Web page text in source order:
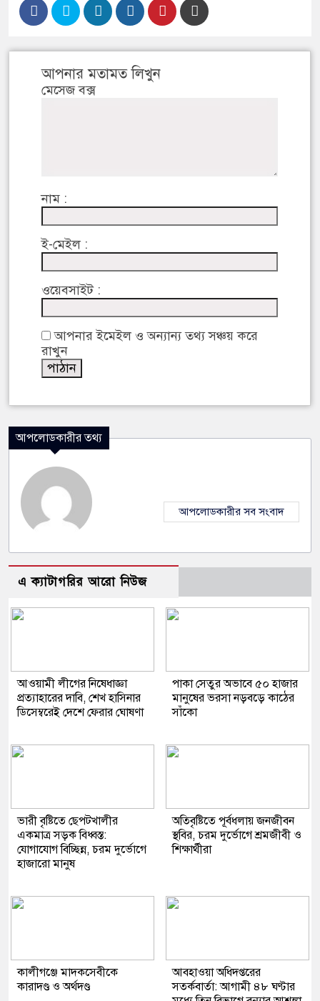
আপনার মতামত লিখুন
মেসেজ বক্স
নাম :
ই-মেইল :
ওয়েবসাইট :
আপনার ইমেইল ও অন্যান্য তথ্য সঞ্চয় করে
রাখুন
আপলোডকারীর তথ্য
আপলোডকারীর সব সংবাদ
এ ক্যাটাগরির আরো নিউজ
আওয়ামী লীগের নিষেধাজ্ঞা
প্রত্যাহারের দাবি, শেখ হাসিনার
ডিসেম্বরেই দেশে ফেরার ঘোষণা
পাকা সেতুর অভাবে ৫০ হাজার
মানুষের ভরসা নড়বড়ে কাঠের
সাঁকো
ভারী বৃষ্টিতে ছেপটখালীর
একমাত্র সড়ক বিধ্বস্ত:
যোগাযোগ বিচ্ছিন্ন, চরম দুর্ভোগে
হাজারো মানুষ
অতিবৃষ্টিতে পূর্বধলায় জনজীবন
স্থবির, চরম দুর্ভোগে শ্রমজীবী ও
শিক্ষার্থীরা
কালীগঞ্জে মাদকসেবীকে
কারাদণ্ড ও অর্থদণ্ড
আবহাওয়া অধিদপ্তরের
সতর্কবার্তা: আগামী ৪৮ ঘণ্টার